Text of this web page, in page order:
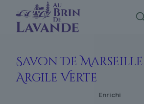
Savon De
Argile Verte
Enrichi